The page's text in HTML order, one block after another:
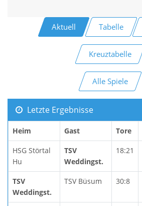
Aktuell Tabelle
Kreuztabelle
Alle Spiele
Letzte Ergebnisse
Heim Gast Tore
HSG Störtal
Hu
TSV
Weddingst.
18:21
TSV
Weddingst.
TSV Büsum 30:8